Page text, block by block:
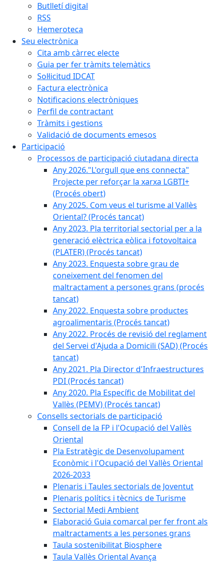
Butlletí digital
RSS
Hemeroteca
Seu electrònica
Cita amb càrrec electe
Guia per fer tràmits telemàtics
Sol·licitud IDCAT
Factura electrònica
Notificacions electròniques
Perfil de contractant
Tràmits i gestions
Validació de documents emesos
Participació
Processos de participació ciutadana directa
Any 2026."L'orgull que ens connecta"
Projecte per reforçar la xarxa LGBTI+
(Procés obert)
Any 2025. Com veus el turisme al Vallès
Oriental? (Procés tancat)
Any 2023. Pla territorial sectorial per a la
generació elèctrica eòlica i fotovoltaica
(PLATER) (Procés tancat)
Any 2023. Enquesta sobre grau de
coneixement del fenomen del
maltractament a persones grans (procés
tancat)
Any 2022. Enquesta sobre productes
agroalimentaris (Procés tancat)
Any 2022. Procés de revisió del reglament
del Servei d'Ajuda a Domicili (SAD) (Procés
tancat)
Any 2021. Pla Director d'Infraestructures
PDI (Procés tancat)
Any 2020. Pla Específic de Mobilitat del
Vallès (PEMV) (Procés tancat)
Consells sectorials de participació
Consell de la FP i l'Ocupació del Vallès
Oriental
Pla Estratègic de Desenvolupament
Econòmic i l'Ocupació del Vallès Oriental
2026-2033
Plenaris i Taules sectorials de Joventut
Plenaris polítics i tècnics de Turisme
Sectorial Medi Ambient
Elaboració Guia comarcal per fer front als
maltractaments a les persones grans
Taula sostenibilitat Biosphere
Taula Vallès Oriental Avança